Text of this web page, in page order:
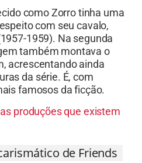
como Zorro tinha uma
com seu cavalo,
1959). Na segunda
também montava o
acrescentando ainda
da série. É, com
famosos da ficção.
produções que existem